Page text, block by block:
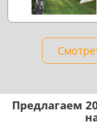
Предлагаем